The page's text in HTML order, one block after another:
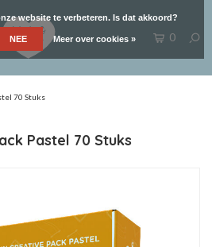
0
70 Stuks
Pastel 70 Stuks
website te verbeteren. Is dat akkoord?
NEE Meer over cookies »